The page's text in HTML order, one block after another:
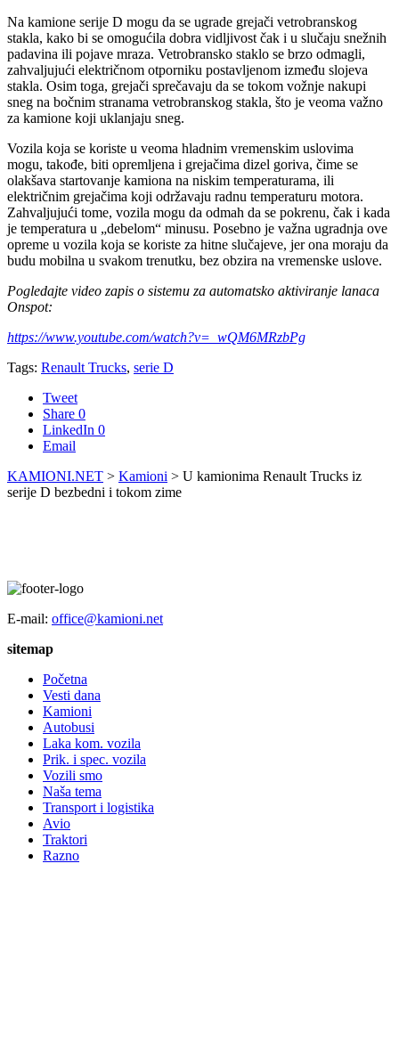
Na kamione serije D mogu da se ugrade grejači vetrobranskog
stakla, kako bi se omogućila dobra vidljivost čak i u slučaju snežnih
padavina ili pojave mraza. Vetrobransko staklo se brzo odmagli,
zahvaljujući električnom otporniku postavljenom između slojeva
stakla. Osim toga, grejači sprečavaju da se tokom vožnje nakupi
sneg na bočnim stranama vetrobranskog stakla, što je veoma važno
za kamione koji uklanjaju sneg.
Vozila koja se koriste u veoma hladnim vremenskim uslovima
mogu, takođe, biti opremljena i grejačima dizel goriva, čime se
olakšava startovanje kamiona na niskim temperaturama, ili
električnim grejačima koji održavaju radnu temperaturu motora.
Zahvaljujući tome, vozila mogu da odmah da se pokrenu, čak i kada
je temperatura u „debelom“ minusu. Posebno je važna ugradnja ove
opreme u vozila koja se koriste za hitne slučajeve, jer ona moraju da
budu mobilna u svakom trenutku, bez obzira na vremenske uslove.
Pogledajte video zapis o sistemu za automatsko aktiviranje lanaca
Onspot:
https://www.youtube.com/watch?v=_wQM6MRzbPg
Tags: Renault Trucks, serie D
Tweet
Share 0
LinkedIn 0
Email
KAMIONI.NET > Kamioni > U kamionima Renault Trucks iz
serije D bezbedni i tokom zime
E-mail: office@kamioni.net
sitemap
Početna
Vesti dana
Kamioni
Autobusi
Laka kom. vozila
Prik. i spec. vozila
Vozili smo
Naša tema
Transport i logistika
Avio
Traktori
Razno